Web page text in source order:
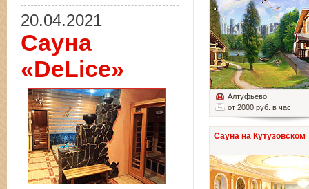
Алтуфьево
от 2000 руб. в час
Сауна на Кутузовском
20.04.2021
Сауна
«DeLice»